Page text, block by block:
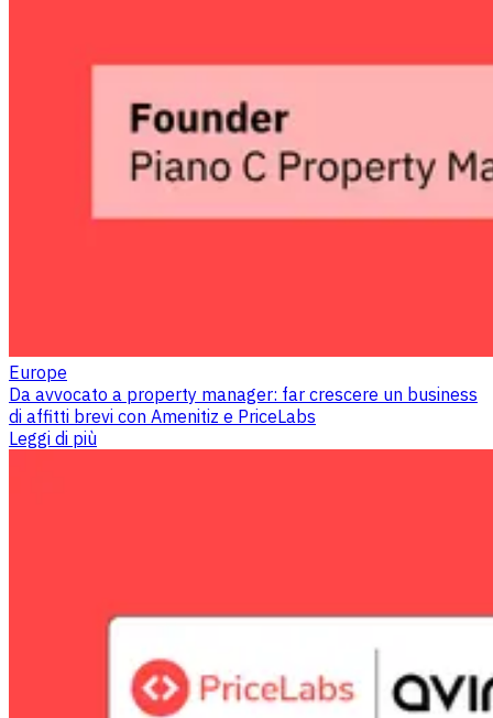
Europe
Da avvocato a property manager: far crescere un business
di affitti brevi con Amenitiz e PriceLabs
Leggi di più